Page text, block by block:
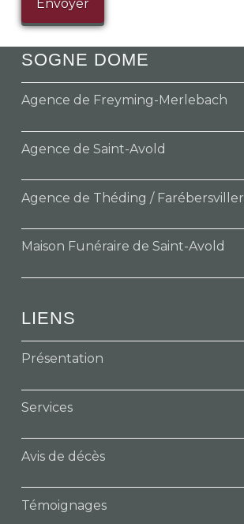
SOGNE DOME
Agence de Freyming-Merlebach
Agence de Saint-Avold
Agence de Théding / Farébersviller
Maison Funéraire de Saint-Avold
LIENS
Présentation
Services
Avis de décès
Témoignages